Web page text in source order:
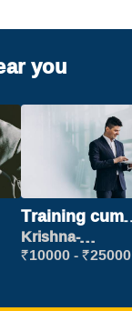
you
Training cum
Placement
Krishna-
vijayawada
₹10000 - ₹25000